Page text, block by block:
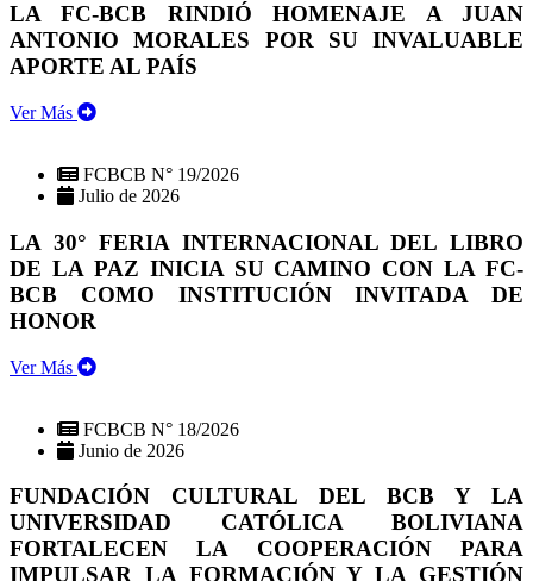
LA FC-BCB RINDIÓ HOMENAJE A JUAN
ANTONIO MORALES POR SU INVALUABLE
APORTE AL PAÍS
Ver Más
FCBCB N° 19/2026
Julio de 2026
LA 30° FERIA INTERNACIONAL DEL LIBRO
DE LA PAZ INICIA SU CAMINO CON LA FC-
BCB COMO INSTITUCIÓN INVITADA DE
HONOR
Ver Más
FCBCB N° 18/2026
Junio de 2026
FUNDACIÓN CULTURAL DEL BCB Y LA
UNIVERSIDAD CATÓLICA BOLIVIANA
FORTALECEN LA COOPERACIÓN PARA
IMPULSAR LA FORMACIÓN Y LA GESTIÓN